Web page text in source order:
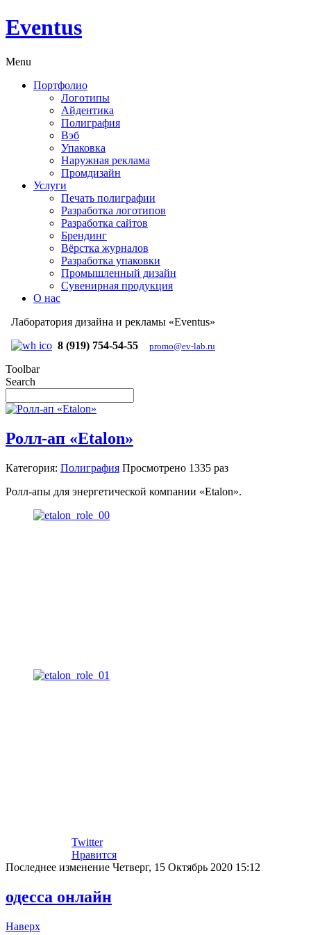
Eventus
Menu
Портфолио
Логотипы
Айдентика
Полиграфия
Вэб
Упаковка
Наружная реклама
Промдизайн
Услуги
Печать полиграфии
Разработка логотипов
Разработка сайтов
Брендинг
Вёрстка журналов
Разработка упаковки
Промышленный дизайн
Сувенирная продукция
О нас
Лаборатория дизайна и рекламы «Eventus»
8 (919) 754-54-55
promo@ev-lab.ru
Toolbar
Search
Ролл-ап «Etalon»
Категория: Полиграфия Просмотрено 1335 раз
Ролл-апы для энергетической компании «Etalon».
Twitter
Нравится
Последнее изменение Четверг, 15 Октябрь 2020 15:12
одесса онлайн
Наверх